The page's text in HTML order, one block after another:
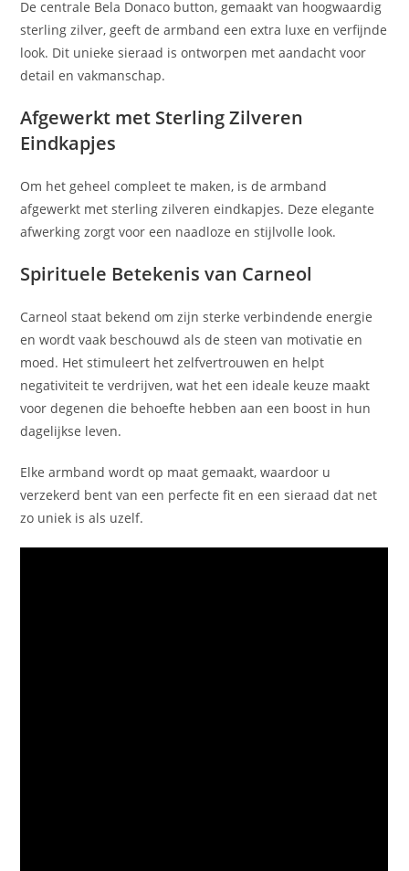
De centrale Bela Donaco button, gemaakt van hoogwaardig
sterling zilver, geeft de armband een extra luxe en verfijnde
look. Dit unieke sieraad is ontworpen met aandacht voor
detail en vakmanschap.
Afgewerkt met Sterling Zilveren
Eindkapjes
Om het geheel compleet te maken, is de armband
afgewerkt met sterling zilveren eindkapjes. Deze elegante
afwerking zorgt voor een naadloze en stijlvolle look.
Spirituele Betekenis van Carneol
Carneol staat bekend om zijn sterke verbindende energie
en wordt vaak beschouwd als de steen van motivatie en
moed. Het stimuleert het zelfvertrouwen en helpt
negativiteit te verdrijven, wat het een ideale keuze maakt
voor degenen die behoefte hebben aan een boost in hun
dagelijkse leven.
Elke armband wordt op maat gemaakt, waardoor u
verzekerd bent van een perfecte fit en een sieraad dat net
zo uniek is als uzelf.